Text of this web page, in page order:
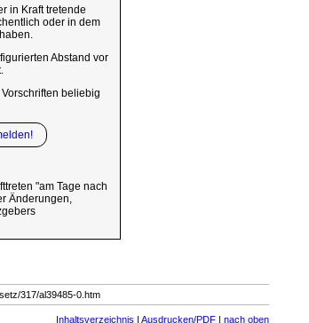
in Kraft tretende
oder in dem
Abstand vor
beliebig
"am Tage nach
Änderungen,
317/al39485-0.htm
Inhaltsverzeichnis | Ausdrucken/PDF | nach oben